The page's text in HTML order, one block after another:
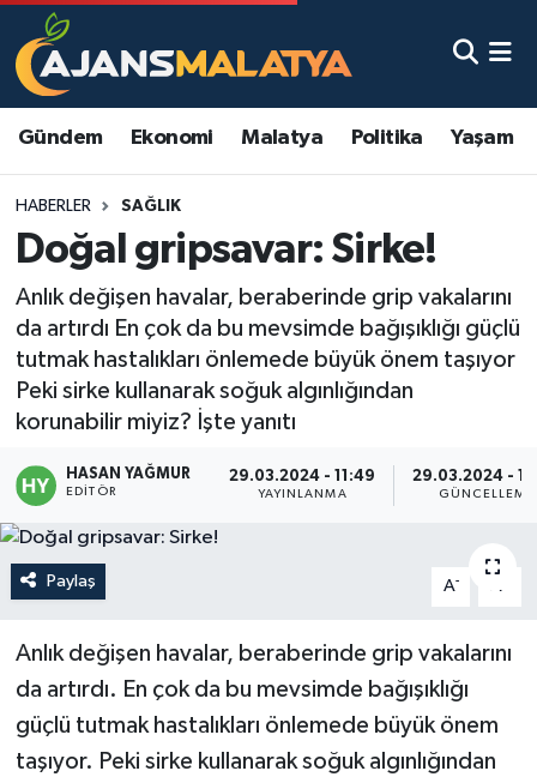
Gündem Ekonomi Malatya Politika Yaşam
HABERLER SAĞLIK
Doğal gripsavar: Sirke!
Anlık değişen havalar, beraberinde grip vakalarını
da artırdı En çok da bu mevsimde bağışıklığı güçlü
tutmak hastalıkları önlemede büyük önem taşıyor
Peki sirke kullanarak soğuk algınlığından
korunabilir miyiz? İşte yanıtı
HASAN YAĞMUR
EDITÖR
29.03.2024 - 11:49
YAYINLANMA
29.03.2024 -
GÜNCELLEME
Paylaş A- A
Anlık değişen havalar, beraberinde grip vakalarını
da artırdı. En çok da bu mevsimde bağışıklığı
güçlü tutmak hastalıkları önlemede büyük önem
taşıyor. Peki sirke kullanarak soğuk algınlığından
Asayiş
Eğitim
Ekonomi
Gündem
Kadın
Politika
Sağlık
Spor
Teknoloji
Malatya Nöbetçi Eczaneler
Malatya Namaz Vakitleri
Malatya Trafik Yoğunluk Haritası
TFF 3.Lig 2.Grup Puan Durumu ve Fikstür
Tüm Manşetler